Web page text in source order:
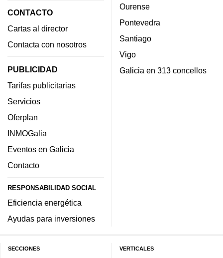
CONTACTO
Cartas al director
Contacta con nosotros
PUBLICIDAD
Tarifas publicitarias
Servicios
Oferplan
INMOGalia
Eventos en Galicia
Contacto
RESPONSABILIDAD SOCIAL
Eficiencia energética
Ayudas para inversiones
Ourense
Pontevedra
Santiago
Vigo
Galicia en 313 concellos
SECCIONES VERTICALES